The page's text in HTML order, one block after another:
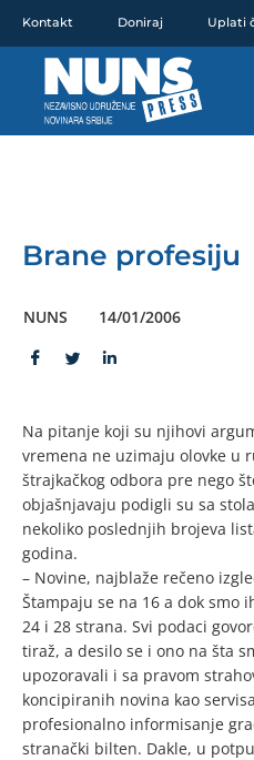
sadržaj
Kontakt Doniraj Uplati
Brane profesiju
NUNS 14/01/2006
Na pitanje koji su njihovi
vremena ne uzimaju olovke u
štrajkačkog odbora pre nego
objašnjavaju podigli su sa
nekoliko poslednjih brojeva
godina.
– Novine, najblaže rečeno
Štampaju se na 16 a dok smo
24 i 28 strana. Svi podaci
tiraž, a desilo se i ono na šta
upozoravali i sa pravom
koncipiranih novina kao
profesionalno informisanje
stranački bilten. Dakle, u